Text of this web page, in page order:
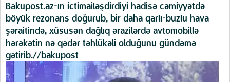
Bakupost.az-ın ictimailəşdirdiyi hadisə cəmiyyətdə
böyük rezonans doğurub, bir daha qarlı-buzlu hava
şəraitində, xüsusən dağlıq ərazilərdə avtomobillə
hərəkətin nə qədər təhlükəli olduğunu gündəmə
gətirib.//bakupost